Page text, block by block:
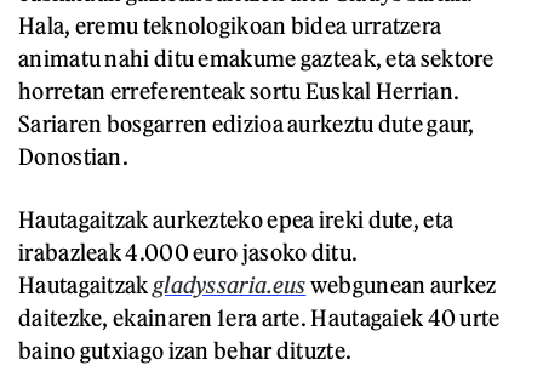
Hala, eremu teknologikoan bidea urratzera
animatu nahi ditu emakume gazteak, eta sektore
horretan erreferenteak sortu Euskal Herrian.
Sariaren bosgarren edizioa aurkeztu dute gaur,
Donostian.
Hautagaitzak aurkezteko epea ireki dute, eta
irabazleak 4.000 euro jasoko ditu.
Hautagaitzakgladyssaria.euswebgunean aurkez
daitezke, ekainaren 1era arte. Hautagaiek 40 urte
baino gutxiago izan behar dituzte.